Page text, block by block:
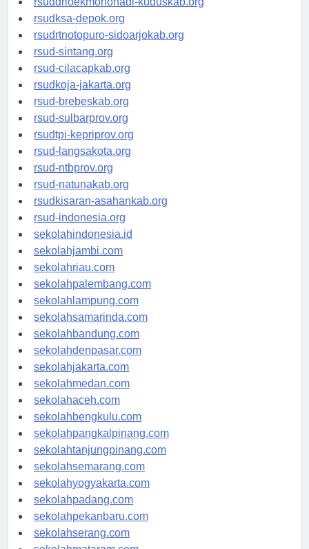
rsuddrloekmonohadi-kuduskab.org
rsudksa-depok.org
rsudrtnotopuro-sidoarjokab.org
rsud-sintang.org
rsud-cilacapkab.org
rsudkoja-jakarta.org
rsud-brebeskab.org
rsud-sulbarprov.org
rsudtpi-kepriprov.org
rsud-langsakota.org
rsud-ntbprov.org
rsud-natunakab.org
rsudkisaran-asahankab.org
rsud-indonesia.org
sekolahindonesia.id
sekolahjambi.com
sekolahriau.com
sekolahpalembang.com
sekolahlampung.com
sekolahsamarinda.com
sekolahbandung.com
sekolahdenpasar.com
sekolahjakarta.com
sekolahmedan.com
sekolahaceh.com
sekolahbengkulu.com
sekolahpangkalpinang.com
sekolahtanjungpinang.com
sekolahsemarang.com
sekolahyogyakarta.com
sekolahpadang.com
sekolahpekanbaru.com
sekolahserang.com